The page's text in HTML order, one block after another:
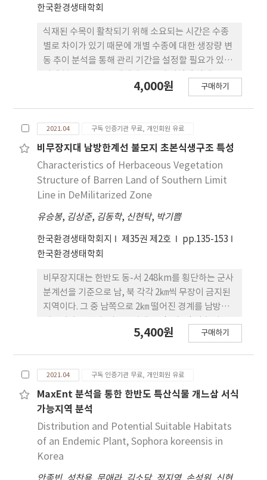
Fragilaria, Synedra, Navicular, Cymbella 등과
녹조류(Chlorophyceae)의 Cosmarium 같은 식물
성플랑크톤이 주로 관찰되었다.
한국환경생태학회
식재된 수목이 활착되기 위해 소요되는 시간은 수종
별로 차이가 있기 때문에 개별 수종에 대한 생장량 변
동 추이 분석을 통해 관리 기간을 설정할 필요가 있다.
나무의 연간 생장량 변화 분석 자료를 바탕으로 관리
차 0.5㎝, 5년차 이후에는 약 0.7㎝ 내외였다. 식재된
소나무의 생장량은 1~2년차 생장 불량, 3~4년차 회복
단계를 거쳐, 5년차부터 정상 생장 단계가 확인되었
기 때문에 활엽수와는 달리 최소 4년은 집중관리가 필
요한 기간으로 판단되었다. 수목별 활착에 필요한 기
수종별 관리 기간을 설정해야 할 것이다.
4,000원 구매하기
2021.04 구독 인증기관 무료, 개인회원 유료
비무장지대 남방한계선 불모지 초본식생구조 특성
Characteristics of Herbaceous Vegetation
Structure of Barren Land of Southern Limit
Line in DeMilitarized Zone
유승봉, 김상준, 김동학, 신현탁, 박기쁨
한국환경생태학회지 제35권 제2호
pp.135-153
한국환경생태학회
비무장지대는 한반도 동-서 248km를 횡단하는 군사
분계선을 기준으로 남, 북 각각 2㎞씩 무장이 금지된
지역이다. 그 중 남쪽으로 2㎞ 떨어진 경계를 남방한
천이과정을 거치며 독특한 생태계를 형성한 지역으로
작업으로 인한 훼손이 빈번하게 발생하고 있다. 본 연
구는 훼손된 불모지 식생복원을 위한 기초자료 마련
을 목적으로 시행되었다. 불모지 식생구조 파악을 위
해 지표종을 중심으로 식생군락을 분류한 결과 뱀딸
기군락, 비비추군락, 기린초-돌나물군락, 가락지 나
물군락, 양지꽃군락, 꿀풀군락, 구절초-그늘사초군
5,400원 구매하기
2021.04 구독 인증기관 무료, 개인회원 유료
MaxEnt 분석을 통한 한반도 특산식물 개느삼 서식
가능지역 분석
Distribution and Potential Suitable Habitats
of an Endemic Plant, Sophora koreensis in
Korea